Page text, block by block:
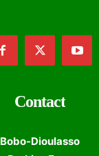
Contact
Bobo-Dioulasso